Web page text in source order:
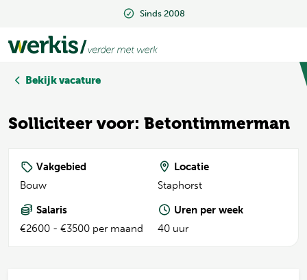
Sinds 2008
Sinds 2008
Bekijk vacature
Solliciteer voor: Betontimmerman
Vakgebied
Bouw
Locatie
Staphorst
Salaris
€2600 - €3500 per maand
Uren per week
40 uur